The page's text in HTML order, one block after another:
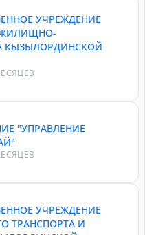
УЧРЕЖДЕНИЕ
ЖИЛИЩНО-
КЫЗЫЛОРДИНСКОЙ
"УПРАВЛЕНИЕ
УЧРЕЖДЕНИЕ
ТРАНСПОРТА И